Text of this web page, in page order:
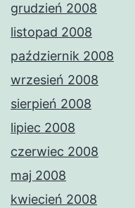
grudzień 2008
listopad 2008
październik 2008
wrzesień 2008
sierpień 2008
lipiec 2008
czerwiec 2008
maj 2008
kwiecień 2008